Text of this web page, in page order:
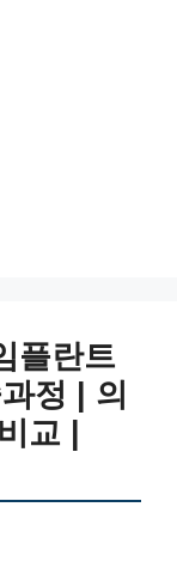
플란트
정 | 의
교 |